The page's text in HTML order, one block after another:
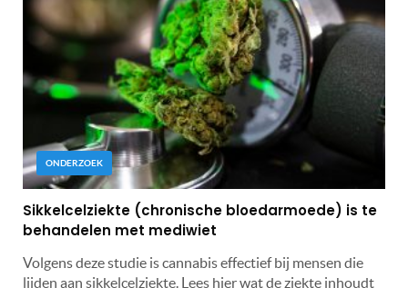
ONDERZOEK
Sikkelcelziekte (chronische bloedarmoede) is te
behandelen met mediwiet
Volgens deze studie is cannabis effectief bij mensen die
lijden aan sikkelcelziekte. Lees hier wat de ziekte inhoudt